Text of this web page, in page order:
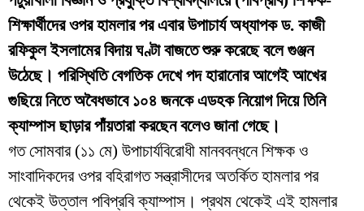
শিক্ষার্থীদের ওপর হামলার পর এবার উপাচার্য অধ্যাপক ড. কাজী
রফিকুল ইসলামের বিদায় ঘণ্টা বাজতে শুরু করেছে বলে গুঞ্জন
উঠেছে। পরিস্থিতি বেগতিক দেখে পদ হারানোর আগেই আখের
গুছিয়ে নিতে অবৈধভাবে ১০৪ জনকে এডহক নিয়োগ দিয়ে তিনি
ক্যাম্পাস ছাড়ার পাঁয়তারা করছেন বলেও জানা গেছে।
​গত সোমবার (১১ মে) উপাচার্যবিরোধী মানববন্ধনে শিক্ষক ও
সাংবাদিকদের ওপর বহিরাগত সন্ত্রাসীদের অতর্কিত হামলার পর
থেকেই উত্তাল পবিপ্রবি ক্যাম্পাস। প্রথম থেকেই এই হামলার